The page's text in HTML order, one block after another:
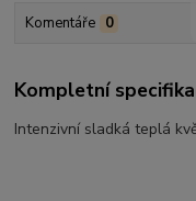
Komentáře 0
Kompletní
Intenzivní sladká teplá